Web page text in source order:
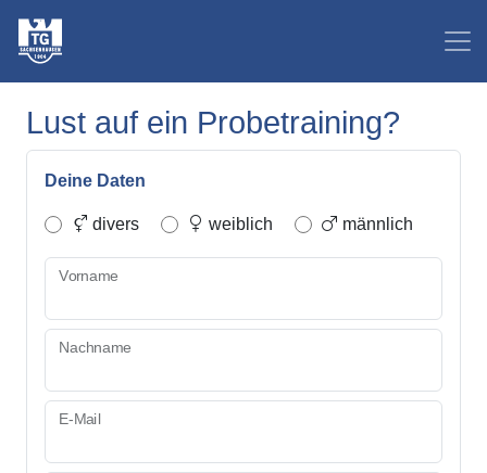
Lust auf ein Probetraining?
Deine Daten
divers weiblich männlich
Vorname
Nachname
E-Mail